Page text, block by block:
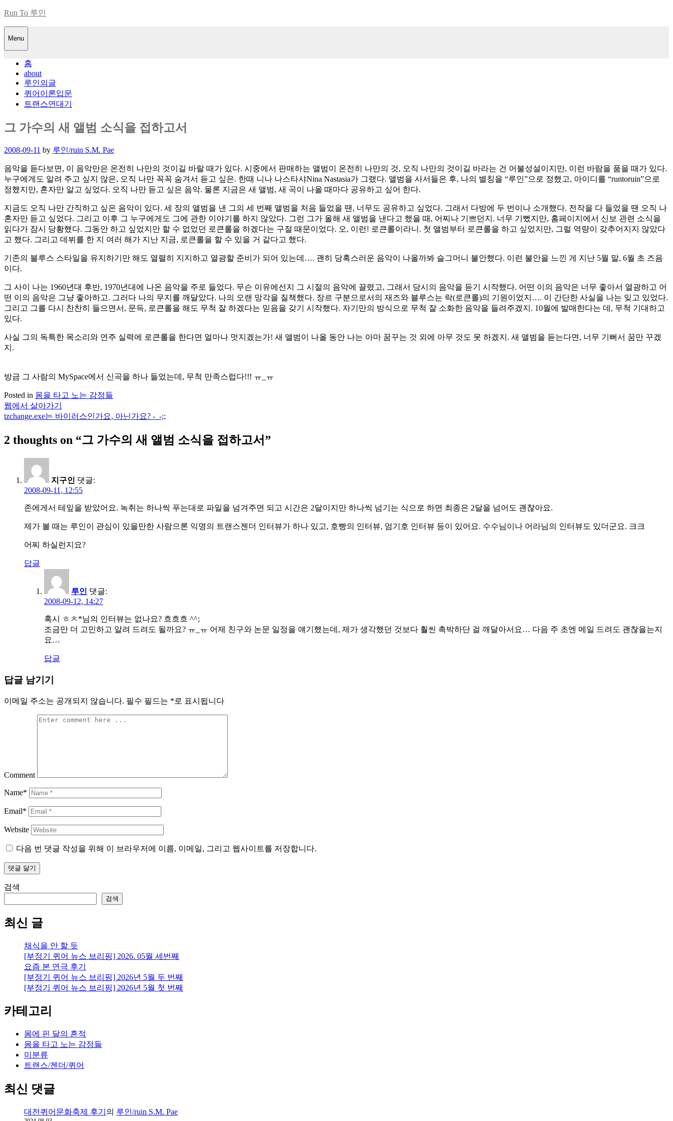
Skip
content
Run To 루인
Menu
홈
about
루인의글
퀴어이론입문
트랜스연대기
그 가수의 새 앨범 소식을 접하고서
Posted
2008-09-11 by 루인/ruin S.M. Pae
음악을 듣다보면, 이 음악만은 온전히 나만의 것이길 바랄 때가 있다. 시중에서 판매하는 앨범이 온전히 나만의 것, 오직 나만의 것이길 바라는 건 어불성설이지만, 이런 바람을 품을 때가 있다.
누구에게도 알려 주고 싶지 않은, 오직 나만 꼭꼭 숨겨서 듣고 싶은. 한때 니나 나스타샤Nina Nastasia가 그랬다. 앨범을 사서들은 후, 나의 별칭을 “루인”으로 정했고, 아이디를 “runtoruin”으로
정했지만, 혼자만 알고 싶었다. 오직 나만 듣고 싶은 음악. 물론 지금은 새 앨범, 새 곡이 나올 때마다 공유하고 싶어 한다.
지금도 오직 나만 간직하고 싶은 음악이 있다. 세 장의 앨범을 낸 그의 세 번째 앨범을 처음 들었을 땐, 너무도 공유하고 싶었다. 그래서 다방에 두 번이나 소개했다. 전작을 다 들었을 땐 오직 나
혼자만 듣고 싶었다. 그리고 이후 그 누구에게도 그에 관한 이야기를 하지 않았다. 그런 그가 올해 새 앨범을 낸다고 했을 때, 어찌나 기쁘던지. 너무 기뻤지만, 홈페이지에서 신보 관련 소식을
읽다가 잠시 당황했다. 그동안 하고 싶었지만 할 수 없었던 로큰롤을 하겠다는 구절 때문이었다. 오, 이런! 로큰롤이라니. 첫 앨범부터 로큰롤을 하고 싶었지만, 그럴 역량이 갖추어지지 않았다
고 했다. 그리고 데뷔를 한 지 여러 해가 지난 지금, 로큰롤을 할 수 있을 거 같다고 했다.
기존의 블루스 스타일을 유지하기만 해도 열렬히 지지하고 열광할 준비가 되어 있는데…. 괜히 당혹스러운 음악이 나올까봐 슬그머니 불안했다. 이런 불안을 느낀 게 지난 5월 말, 6월 초 즈음
이다.
그 사이 나는 1960년대 후반, 1970년대에 나온 음악을 주로 들었다. 무슨 이유에선지 그 시절의 음악에 끌렸고, 그래서 당시의 음악을 듣기 시작했다. 어떤 이의 음악은 너무 좋아서 열광하고 어
떤 이의 음악은 그냥 좋아하고. 그러다 나의 무지를 깨달았다. 나의 오랜 망각을 질책했다. 장르 구분으로서의 재즈와 블루스는 락(로큰롤)의 기원이었지…. 이 간단한 사실을 나는 잊고 있었다.
그리고 그를 다시 찬찬히 들으면서, 문득, 로큰롤을 해도 무척 잘 하겠다는 믿음을 갖기 시작했다. 자기만의 방식으로 무척 잘 소화한 음악을 들려주겠지. 10월에 발매한다는 데, 무척 기대하고
있다.
사실 그의 독특한 목소리와 연주 실력에 로큰롤을 한다면 얼마나 멋지겠는가! 새 앨범이 나올 동안 나는 아마 꿈꾸는 것 외에 아무 것도 못 하겠지. 새 앨범을 듣는다면, 너무 기뻐서 꿈만 꾸겠
지.
방금 그 사람의 MySpace에서 신곡을 하나 들었는데, 무척 만족스럽다!!! ㅠ_ㅠ
Posted in 몸을 타고 노는 감정들
글
색
웹에서 살아가기
tzchange.exe는 바이러스인가요, 아닌가요? -_-;;
2 thoughts on “그 가수의 새 앨범 소식을 접하고서 ”
지구인 댓글:
2008-09-11, 12:55
존에게서 테잎을 받았어요. 녹취는 하나씩 푸는대로 파일을 넘겨주면 되고 시간은 2달이지만 하나씩 넘기는 식으로 하면 최종은 2달을 넘어도 괜찮아요.
제가 볼 때는 루인이 관심이 있을만한 사람으론 익명의 트랜스젠더 인터뷰가 하나 있고, 호빵의 인터뷰, 엄기호 인터뷰 등이 있어요. 수수님이나 어라님의 인터뷰도 있더군요. 크크
어찌 하실런지요?
답글
루인 댓글:
2008-09-12, 14:27
혹시 ㅎㅊ*님의 인터뷰는 없나요? 흐흐흐 ^^;
조금만 더 고민하고 알려 드려도 될까요? ㅠ_ㅠ 어제 친구와 논문 일정을 얘기했는데, 제가 생각했던 것보다 훨씬 촉박하단 걸 깨달아서요… 다음 주 초엔 메일 드려도 괜찮을는지
요…
답글
답글 남기기
이메일 주소는 공개되지 않습니다. 필수 필드는 *로 표시됩니다
Comment
Name*
Email*
Website
다음 번 댓글 작성을 위해 이 브라우저에 이름, 이메일, 그리고 웹사이트를 저장합니다.
검색
검색
최신 글
채식을 안 할 듯
[부정기 퀴어 뉴스 브리핑] 2026. 05월 세번째
요즘 본 연극 후기
[부정기 퀴어 뉴스 브리핑] 2026년 5월 두 번째
[부정기 퀴어 뉴스 브리핑] 2026년 5월 첫 번째
카테고리
몸에 핀 달의 흔적
몸을 타고 노는 감정들
미분류
트랜스/젠더/퀴어
최신 댓글
대전퀴어문화축제 후기 의 루인/ruin S.M. Pae